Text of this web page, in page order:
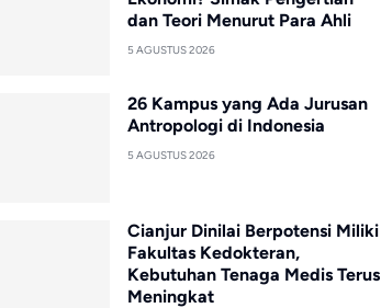
dan Teori Menurut Para Ahli
5 AGUSTUS 2026
26 Kampus yang Ada Jurusan
Antropologi di Indonesia
5 AGUSTUS 2026
Cianjur Dinilai Berpotensi Miliki
Fakultas Kedokteran,
Kebutuhan Tenaga Medis Terus
Meningkat